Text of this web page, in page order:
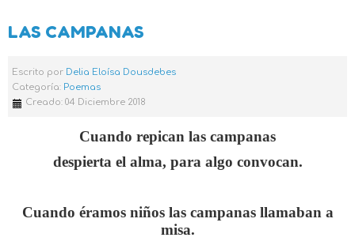
LAS CAMPANAS
Escrito por Delia Eloísa Dousdebes
Categoría: Poemas
Creado: 04 Diciembre 2018
Cuando repican las campanas
despierta el alma, para algo convocan.
Cuando éramos niños las campanas llamaban a
misa.